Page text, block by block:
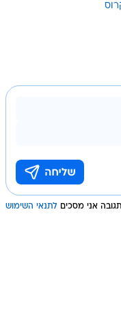
אני מסכים לתנאי השימוש